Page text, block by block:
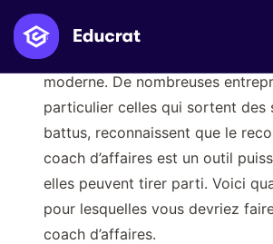
Le coaching d’affaires est un
moderne. De nombreuses
particulier celles qui sortent des
battus, reconnaissent que le
coach d’affaires est un outil
elles peuvent tirer parti. Voici
pour lesquelles vous devriez
coach d’affaires.